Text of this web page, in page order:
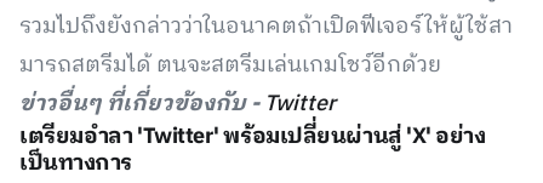
รวมไปถึงยังกล่าวว่าในอนาคตถ้าเปิดฟีเจอร์ให้ผู้ใช้สา
มารถสตรีมได้ ตนจะสตรีมเล่นเกมโชว์อีกด้วย
ข่าวอื่นๆ ที่เกี่ยวข้องกับ - Twitter
เตรียมอำลา 'Twitter' พร้อมเปลี่ยนผ่านสู่ 'X' อย่าง
เป็นทางการ